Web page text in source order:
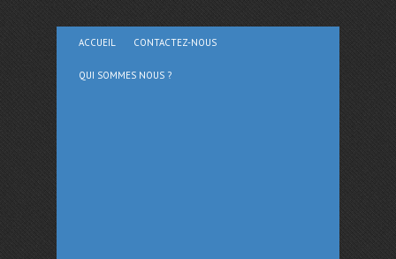
ACCUEIL CONTACTEZ-NOUS
QUI SOMMES NOUS ?